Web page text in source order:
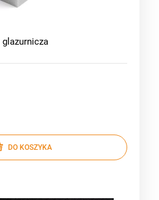
DO KOSZYKA